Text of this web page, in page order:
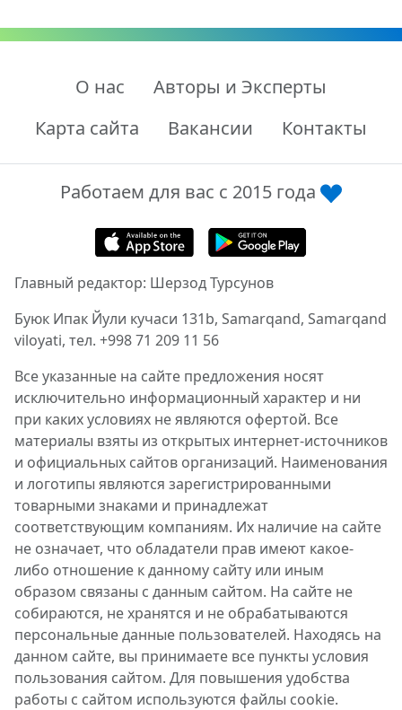
О нас
Авторы и Эксперты
Карта сайта
Вакансии Контакты
Работаем для вас с 2015 года
Главный редактор: Шерзод Турсунов
Буюк Ипак Йули кучаси 131b, Samarqand, Samarqand
viloyati, тел. +998 71 209 11 56
Все указанные на сайте предложения носят
исключительно информационный характер и ни
при каких условиях не являются офертой. Все
материалы взяты из открытых интернет-источников
и официальных сайтов организаций. Наименования
и логотипы являются зарегистрированными
товарными знаками и принадлежат
соответствующим компаниям. Их наличие на сайте
не означает, что обладатели прав имеют какое-
либо отношение к данному сайту или иным
образом связаны с данным сайтом. На сайте не
собираются, не хранятся и не обрабатываются
персональные данные пользователей. Находясь на
данном сайте, вы принимаете все пункты условия
пользования сайтом. Для повышения удобства
работы с сайтом используются файлы cookie.